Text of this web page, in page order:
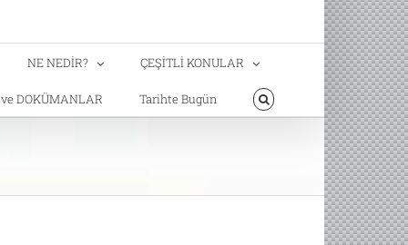
NE NEDİR? ÇEŞİTLİ KONULAR
DOKÜMANLAR Tarihte Bugün